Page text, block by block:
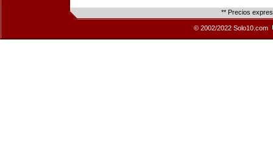
** Precios
© 2002/2022 Solo10.com